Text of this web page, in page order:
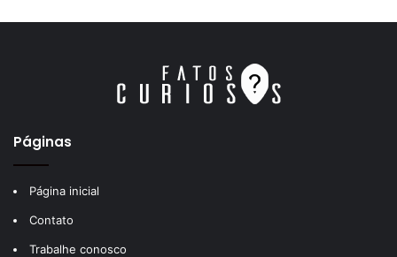
Páginas
Página inicial
Contato
Trabalhe conosco